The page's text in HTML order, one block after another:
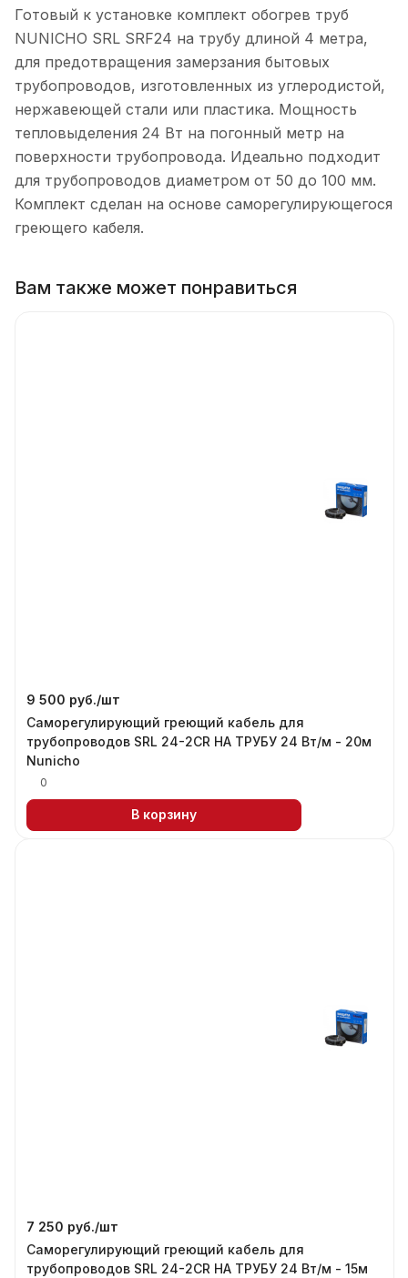
Готовый к установке комплект обогрев труб
NUNICHO SRL SRF24 на трубу длиной 4 метра,
для предотвращения замерзания бытовых
трубопроводов, изготовленных из углеродистой,
нержавеющей стали или пластика. Мощность
тепловыделения 24 Вт на погонный метр на
поверхности трубопровода. Идеально подходит
для трубопроводов диаметром от 50 до 100 мм.
Комплект сделан на основе саморегулирующегося
греющего кабеля.
Вам также может понравиться
9 500 руб./шт
Саморегулирующий греющий кабель для
трубопроводов SRL 24-2CR НА ТРУБУ 24 Вт/м - 20м
Nunicho
0
В корзину
7 250 руб./шт
Саморегулирующий греющий кабель для
трубопроводов SRL 24-2CR НА ТРУБУ 24 Вт/м - 15м